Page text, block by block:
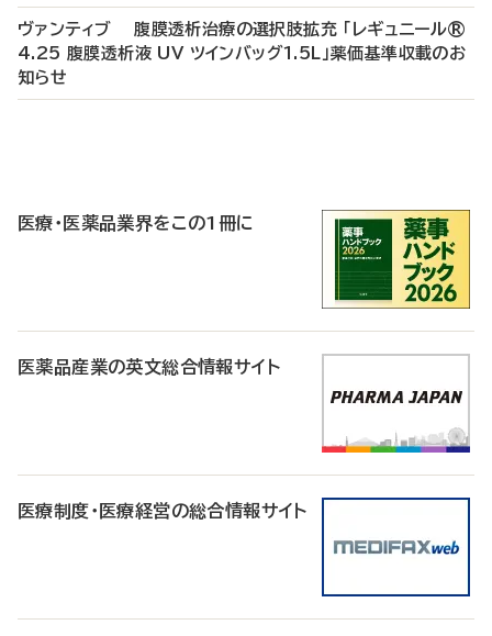
ヴァンティブ 腹膜透析治療の選択肢拡充 「レギュニール®
4.25 腹膜透析液 UV ツインバッグ1.5L」薬価基準収載のお
知らせ
医療・医薬品業界をこの1冊に
医薬品産業の英文総合情報サイト
医療制度・医療経営の総合情報サイト